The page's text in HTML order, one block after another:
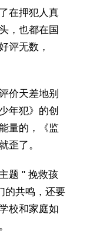
在押犯人真
，也都在国
评无数，
价天差地别
年犯》的创
量的，《监
歪了。
题 " 挽救孩
的共鸣，还要
校和家庭如